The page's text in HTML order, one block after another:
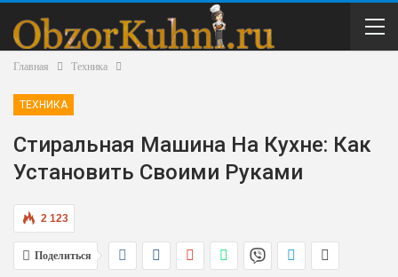
Главная Техника
ТЕХНИКА
Стиральная Машина На Кухне: Как
Установить Своими Руками
2 123
Поделиться